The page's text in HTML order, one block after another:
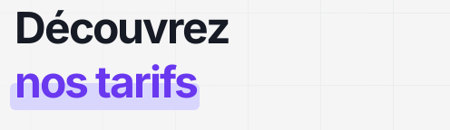
Découvrez
nos tarifs